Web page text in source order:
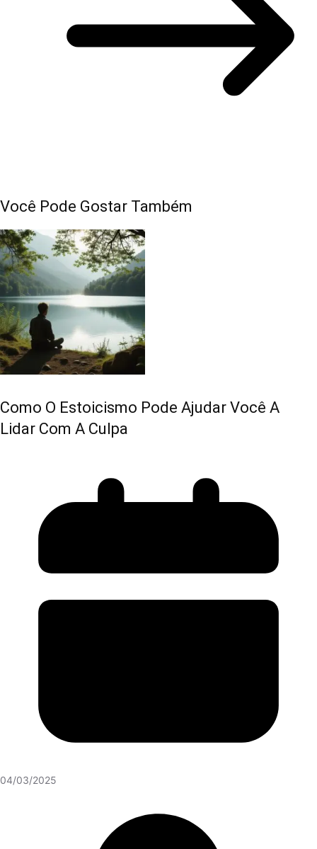
Você Pode Gostar Também
Como O Estoicismo Pode Ajudar Você A
Lidar Com A Culpa
04/03/2025